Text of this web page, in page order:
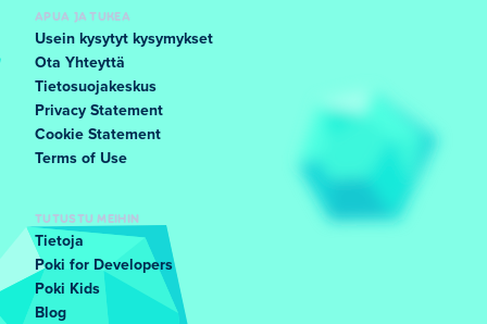
APUA JA TUKEA
Usein kysytyt kysymykset
Ota Yhteyttä
Tietosuojakeskus
Privacy Statement
Cookie Statement
Terms of Use
TUTUSTU MEIHIN
Tietoja
Poki for Developers
Poki Kids
Blog